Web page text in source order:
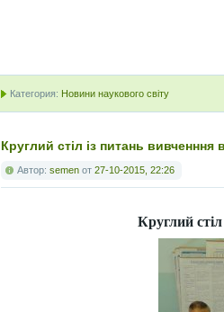
Категория: Новини наукового світу
Круглий стіл із питань вивченння
Автор: semen от 27-10-2015, 22:26
Круглий стіл